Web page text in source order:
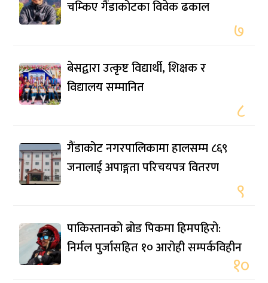
चम्किए गैंडाकोटका विवेक ढकाल
७
बेसद्वारा उत्कृष्ट विद्यार्थी, शिक्षक र
विद्यालय सम्मानित
८
गैंडाकोट नगरपालिकामा हालसम्म ८६९
जनालाई अपाङ्गता परिचयपत्र वितरण
९
पाकिस्तानको ब्रोड पिकमा हिमपहिरो:
निर्मल पुर्जासहित १० आरोही सम्पर्कविहीन
१०